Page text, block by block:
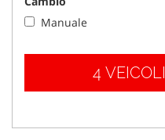
Manuale
4
Per
ottenere
e